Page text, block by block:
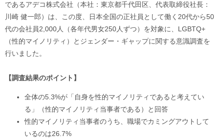
であるアデコ株式会社（本社：東京都千代田区、代表取締役社長：
川崎 健一郎）は、この度、日本全国の正社員として働く20代から50
代の会社員2,000人（各年代男女250人ずつ）を対象に、LGBTQ+
（性的マイノリティ）とジェンダー・ギャップに関する意識調査を
行いました。
【調査結果のポイント】
全体の5.3%が「自身を性的マイノリティであると考えてい
る」（性的マイノリティ当事者である）と回答
性的マイノリティ当事者のうち、職場でカミングアウトして
いるのは26.7%